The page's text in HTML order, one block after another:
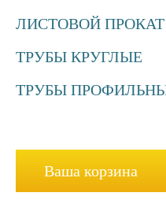
ЛИСТОВОЙ ПРОКАТ
ТРУБЫ КРУГЛЫЕ
ТРУБЫ
Ваша корзина